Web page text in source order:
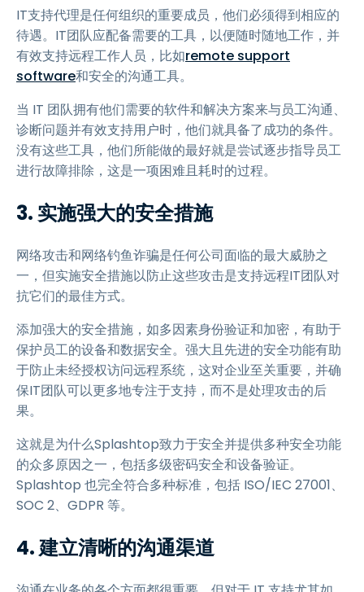
IT支持代理是任何组织的重要成员，他们必须得到相应的
待遇。IT团队应配备需要的工具，以便随时随地工作，并
有效支持远程工作人员，比如remote support
software和安全的沟通工具。
当 IT 团队拥有他们需要的软件和解决方案来与员工沟通、
诊断问题并有效支持用户时，他们就具备了成功的条件。
没有这些工具，他们所能做的最好就是尝试逐步指导员工
进行故障排除，这是一项困难且耗时的过程。
3.实施强大的安全措施
网络攻击和网络钓鱼诈骗是任何公司面临的最大威胁之
一，但实施安全措施以防止这些攻击是支持远程IT团队对
抗它们的最佳方式。
添加强大的安全措施，如多因素身份验证和加密，有助于
保护员工的设备和数据安全。强大且先进的安全功能有助
于防止未经授权访问远程系统，这对企业至关重要，并确
保IT团队可以更多地专注于支持，而不是处理攻击的后
果。
这就是为什么Splashtop致力于安全并提供多种安全功能
的众多原因之一，包括多级密码安全和设备验证。
Splashtop 也完全符合多种标准，包括 ISO/IEC 27001、
SOC 2、GDPR 等。
4.建立清晰的沟通渠道